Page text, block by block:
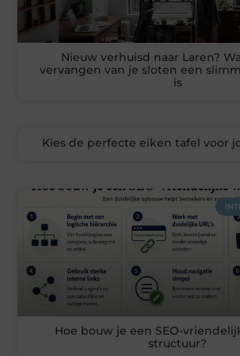
Nieuw verhuisd naar Laren?
vervangen van je sloten een
is
Kies de perfecte eiken tafel voor
Hoe bouw je een SEO-
structuur?